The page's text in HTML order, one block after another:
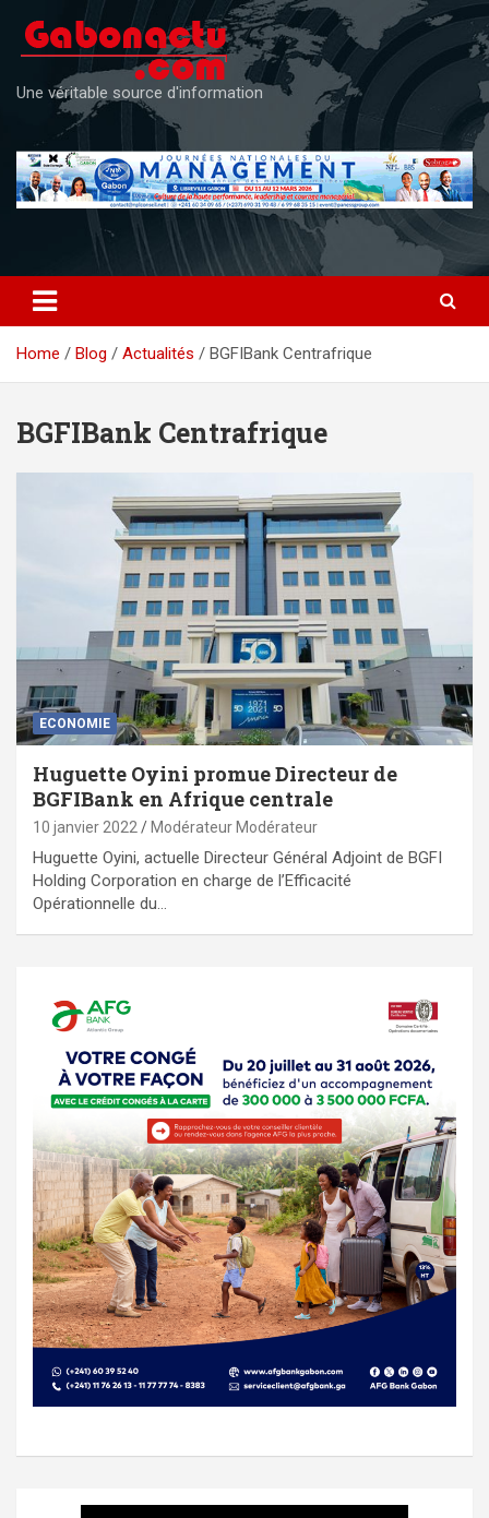
content
Une véritable source d'information
Home Blog Actualités BGFIBank Centrafrique
BGFIBank Centrafrique
ECONOMIE
Huguette Oyini promue Directeur de
BGFIBank en Afrique centrale
10 janvier 2022 Modérateur Modérateur
Huguette Oyini, actuelle Directeur Général Adjoint de BGFI
Holding Corporation en charge de l’Efficacité
Opérationnelle du…